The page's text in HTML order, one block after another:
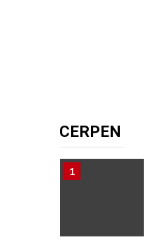
CERPEN
1